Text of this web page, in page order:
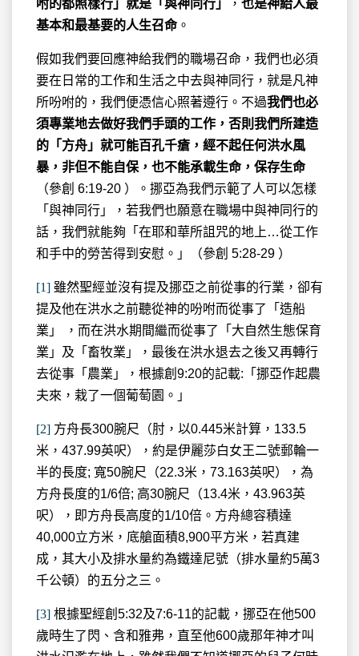
咐的都照樣行」就是「與神同行」 ， 也是神給人最
基本和最基要的人生召命 。
假如我們要回應神給我們的職場召命，我們也必須
要在日常的工作和生活之中去與神同行，就是凡神
所吩咐的，我們便憑信心照著遵行。不過我們也必
須專業地去做好我們手頭的工作，否則我們所建造
的「方舟」就可能百孔千瘡，經不起任何洪水風
暴，非但不能自保，也不能承載生命，保存生命
（參創 6:19-20 ）。挪亞為我們示範了人可以怎樣
「與神同行」，若我們也願意在職場中與神同行的
話，我們就能夠「在耶和華所詛咒的地上…從工作
和手中的勞苦得到安慰。」（參創 5:28-29 ）
[1] 雖然聖經並沒有提及挪亞之前從事的行業，卻有
提及他在洪水之前聽從神的吩咐而從事了「造船
業」 ，而在洪水期間繼而從事了「大自然生態保育
業」及「畜牧業」，最後在洪水退去之後又再轉行
去從事「農業」，根據創9:20的記載:「挪亞作起農
夫來，栽了一個葡萄園。」
[2] 方舟長300腕尺（肘，以0.445米計算，133.5
米，437.99英呎），約是伊麗莎白女王二號郵輪一
半的長度; 寬50腕尺（22.3米，73.163英呎），為
方舟長度的1/6倍; 高30腕尺（13.4米，43.963英
呎），即方舟長高度的1/10倍。方舟總容積達
40,000立方米，底艙面積8,900平方米，若真建
成，其大小及排水量約為鐵達尼號（排水量約5萬3
千公頓）的五分之三。
[3] 根據聖經創5:32及7:6-11的記載，挪亞在他500
歲時生了閃、含和雅弗，直至他600歲那年神才叫